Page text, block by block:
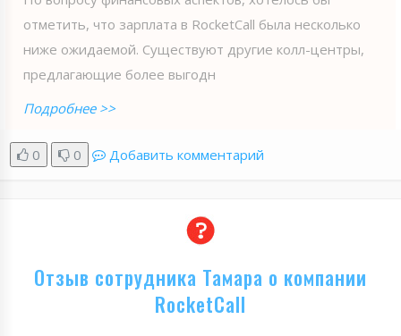
отметить, что зарплата в RoсketCall была несколько
ниже ожидаемой. Существуют другие колл-центры,
предлагающие более выгодн
Подробнее >>
0 0 Добавить комментарий
Отзыв сотрудника Тамара о компании
RocketCall